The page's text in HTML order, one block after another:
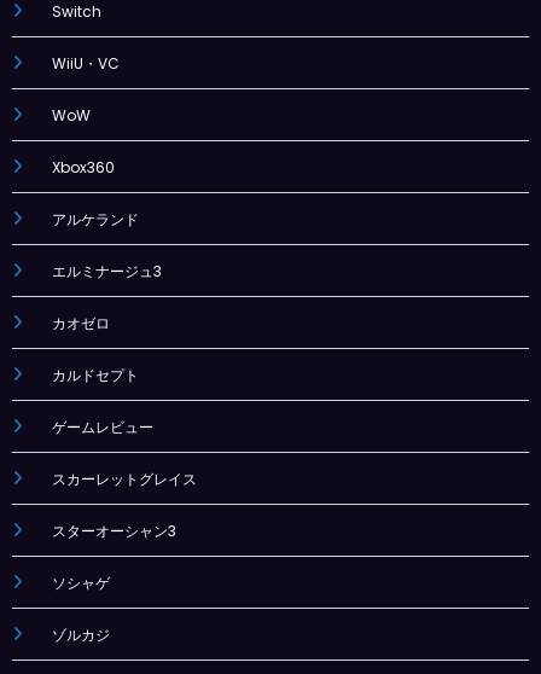
Switch
WiiU・VC
WoW
Xbox360
アルケランド
エルミナージュ3
カオゼロ
カルドセプト
ゲームレビュー
スカーレットグレイス
スターオーシャン3
ソシャゲ
ゾルカジ